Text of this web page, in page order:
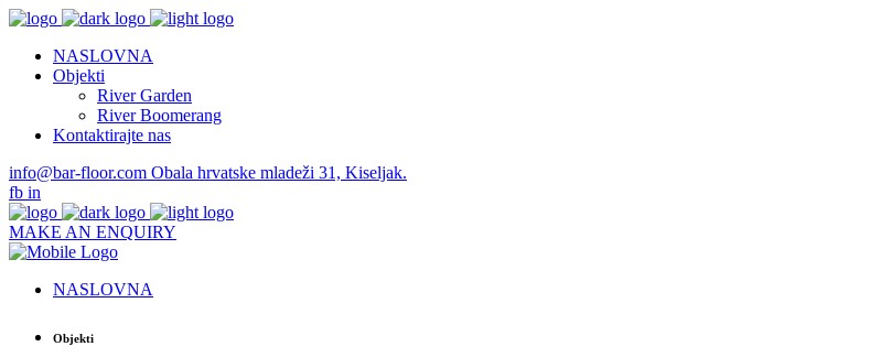
NASLOVNA
Objekti
River Garden
River Boomerang
Kontaktirajte nas
info@bar-floor.com Obala hrvatske mladeži 31, Kiseljak.
fb in
MAKE AN ENQUIRY
NASLOVNA
Objekti